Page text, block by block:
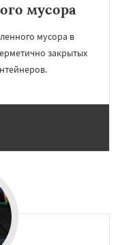
мусора
мусора в
закрытых